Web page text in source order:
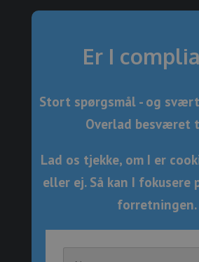
Er I
Stort spørgsmål - og
Overlad besværet
Lad os tjekke, om I er
eller ej. Så kan I
forretningen.